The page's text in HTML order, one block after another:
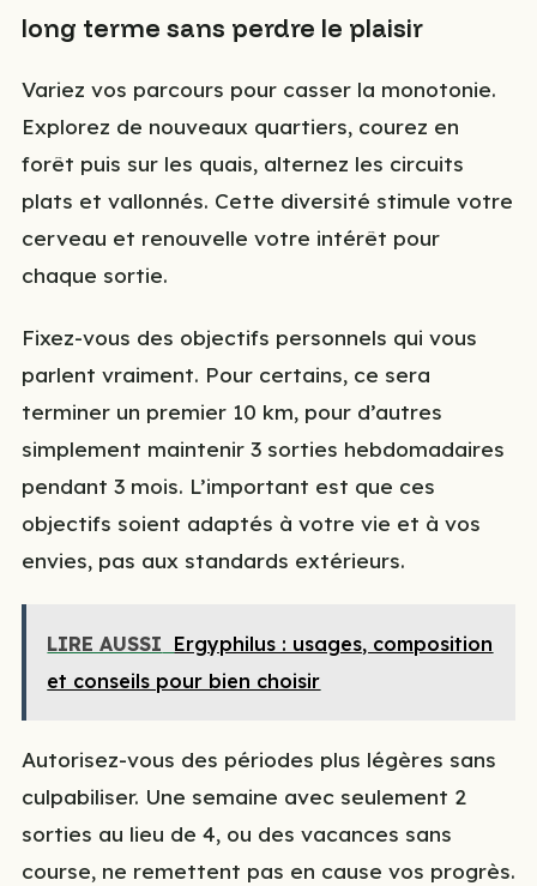
long terme sans perdre le plaisir
Variez vos parcours pour casser la monotonie.
Explorez de nouveaux quartiers, courez en
forêt puis sur les quais, alternez les circuits
plats et vallonnés. Cette diversité stimule votre
cerveau et renouvelle votre intérêt pour
chaque sortie.
Fixez-vous des objectifs personnels qui vous
parlent vraiment. Pour certains, ce sera
terminer un premier 10 km, pour d’autres
simplement maintenir 3 sorties hebdomadaires
pendant 3 mois. L’important est que ces
objectifs soient adaptés à votre vie et à vos
envies, pas aux standards extérieurs.
LIRE AUSSI Ergyphilus : usages, composition
et conseils pour bien choisir
Autorisez-vous des périodes plus légères sans
culpabiliser. Une semaine avec seulement 2
sorties au lieu de 4, ou des vacances sans
course, ne remettent pas en cause vos progrès.